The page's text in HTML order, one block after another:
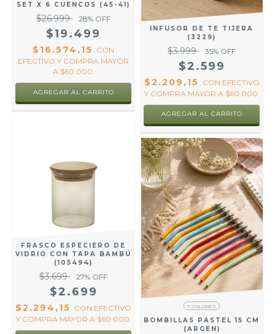
SET X 6 CUENCOS (45-41)
$26.999 28% OFF
$19.499
$16.574,15 CON
EFECTIVO Y COMPRA MAYOR
A $60.000.
INFUSOR DE TE TIJERA
(3229)
$3.999 35% OFF
$2.599
$2.209,15 CON EFECTIVO
Y COMPRA MAYOR A $60.000.
FRASCO ESPECIERO DE
VIDRIO CON TAPA BAMBÚ
(105494)
$3.699 27% OFF
$2.699
$2.294,15 CON EFECTIVO
Y COMPRA MAYOR A $60.000.
7 COLORES
BOMBILLAS PASTEL 15 CM
(ARGEN)